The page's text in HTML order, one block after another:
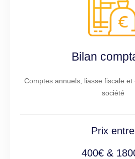
Bilan
Comptes annuels, liasse fiscale
société
Prix entre
400€ &